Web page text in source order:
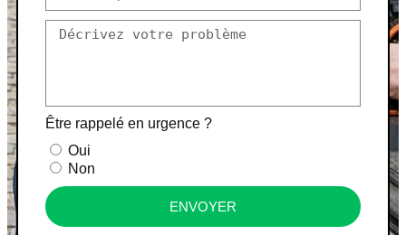
Être rappelé en urgence ?
Oui
Non
ENVOYER